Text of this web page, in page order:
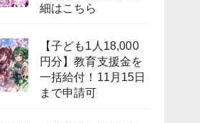
細はこちら
【子ども1人18,000
円分】教育支援金を
一括給付！11月15日
まで申請可